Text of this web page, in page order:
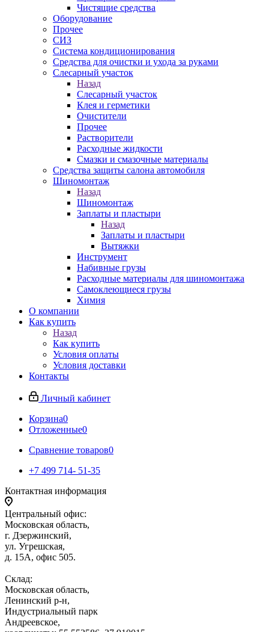
Чистящие средства
Оборудование
Прочее
СИЗ
Система кондиционирования
Средства для очистки и ухода за руками
Слесарный участок
Назад
Слесарный участок
Клея и герметики
Очистители
Прочее
Растворители
Расходные жидкости
Смазки и смазочные материалы
Средства защиты салона автомобиля
Шиномонтаж
Назад
Шиномонтаж
Заплаты и пластыри
Назад
Заплаты и пластыри
Вытяжки
Инструмент
Набивные грузы
Расходные материалы для шиномонтажа
Самоклеющиеся грузы
Химия
О компании
Как купить
Назад
Как купить
Условия оплаты
Условия доставки
Контакты
Личный кабинет
Корзина0
Отложенные0
Сравнение товаров0
+7 499 714- 51-35
Контактная информация
Центральный офис:
Московская область,
г. Дзержинский,
ул. Угрешская,
д. 15А, офис 505.
Склад:
Московская область,
Ленинский р-н,
Индустриальный парк
Андреевское,